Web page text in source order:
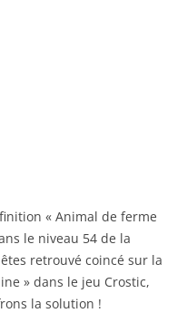
« Animal de ferme
le niveau 54 de la
retrouvé coincé sur la
» dans le jeu Crostic,
la solution !